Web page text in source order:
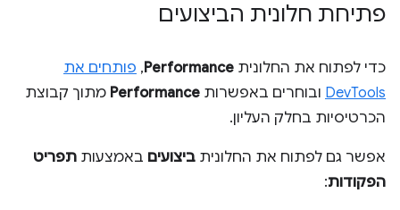
פתיחת חלונית הביצועים
כדי לפתוח את החלונית Performance
, פותחים את
DevTools ובוחרים באפשרות Performance מתוך קבוצת
הכרטיסיות בחלק העליון.
אפשר גם לפתוח את החלונית ביצועים באמצעות תפריט
הפקודות: